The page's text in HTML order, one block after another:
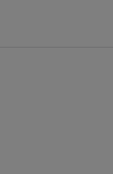
öppnas i nytt fönster.
webbplats, öppnas i
öppnas i nytt fönster.